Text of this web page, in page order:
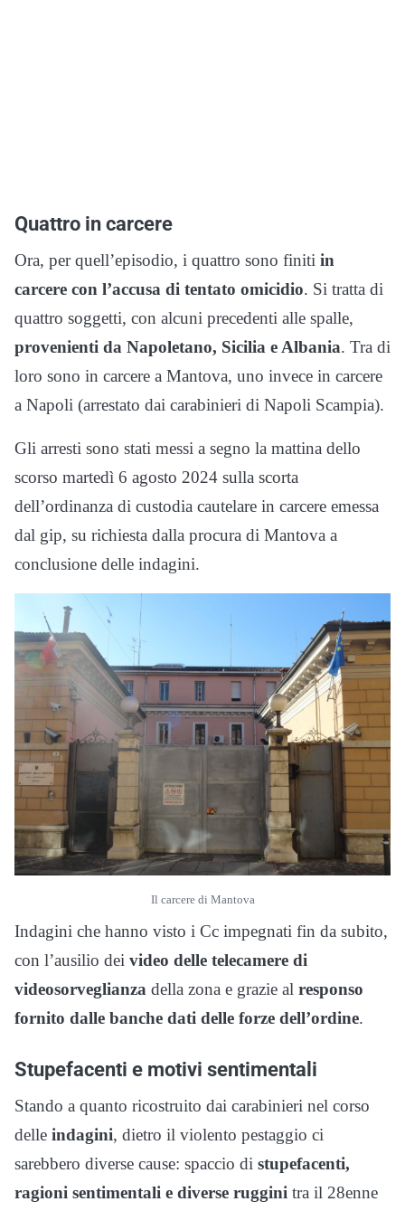
Quattro in carcere
Ora, per quell’episodio, i quattro sono finiti in
carcere con l’accusa di tentato omicidio. Si tratta di
quattro soggetti, con alcuni precedenti alle spalle,
provenienti da Napoletano, Sicilia e Albania. Tra di
loro sono in carcere a Mantova, uno invece in carcere
a Napoli (arrestato dai carabinieri di Napoli Scampia).
Gli arresti sono stati messi a segno la mattina dello
scorso martedì 6 agosto 2024 sulla scorta
dell’ordinanza di custodia cautelare in carcere emessa
dal gip, su richiesta dalla procura di Mantova a
conclusione delle indagini.
Il carcere di Mantova
Indagini che hanno visto i Cc impegnati fin da subito,
con l’ausilio dei video delle telecamere di
videosorveglianza della zona e grazie al responso
fornito dalle banche dati delle forze dell’ordine.
Stupefacenti e motivi sentimentali
Stando a quanto ricostruito dai carabinieri nel corso
delle indagini, dietro il violento pestaggio ci
sarebbero diverse cause: spaccio di stupefacenti,
ragioni sentimentali e diverse ruggini tra il 28enne